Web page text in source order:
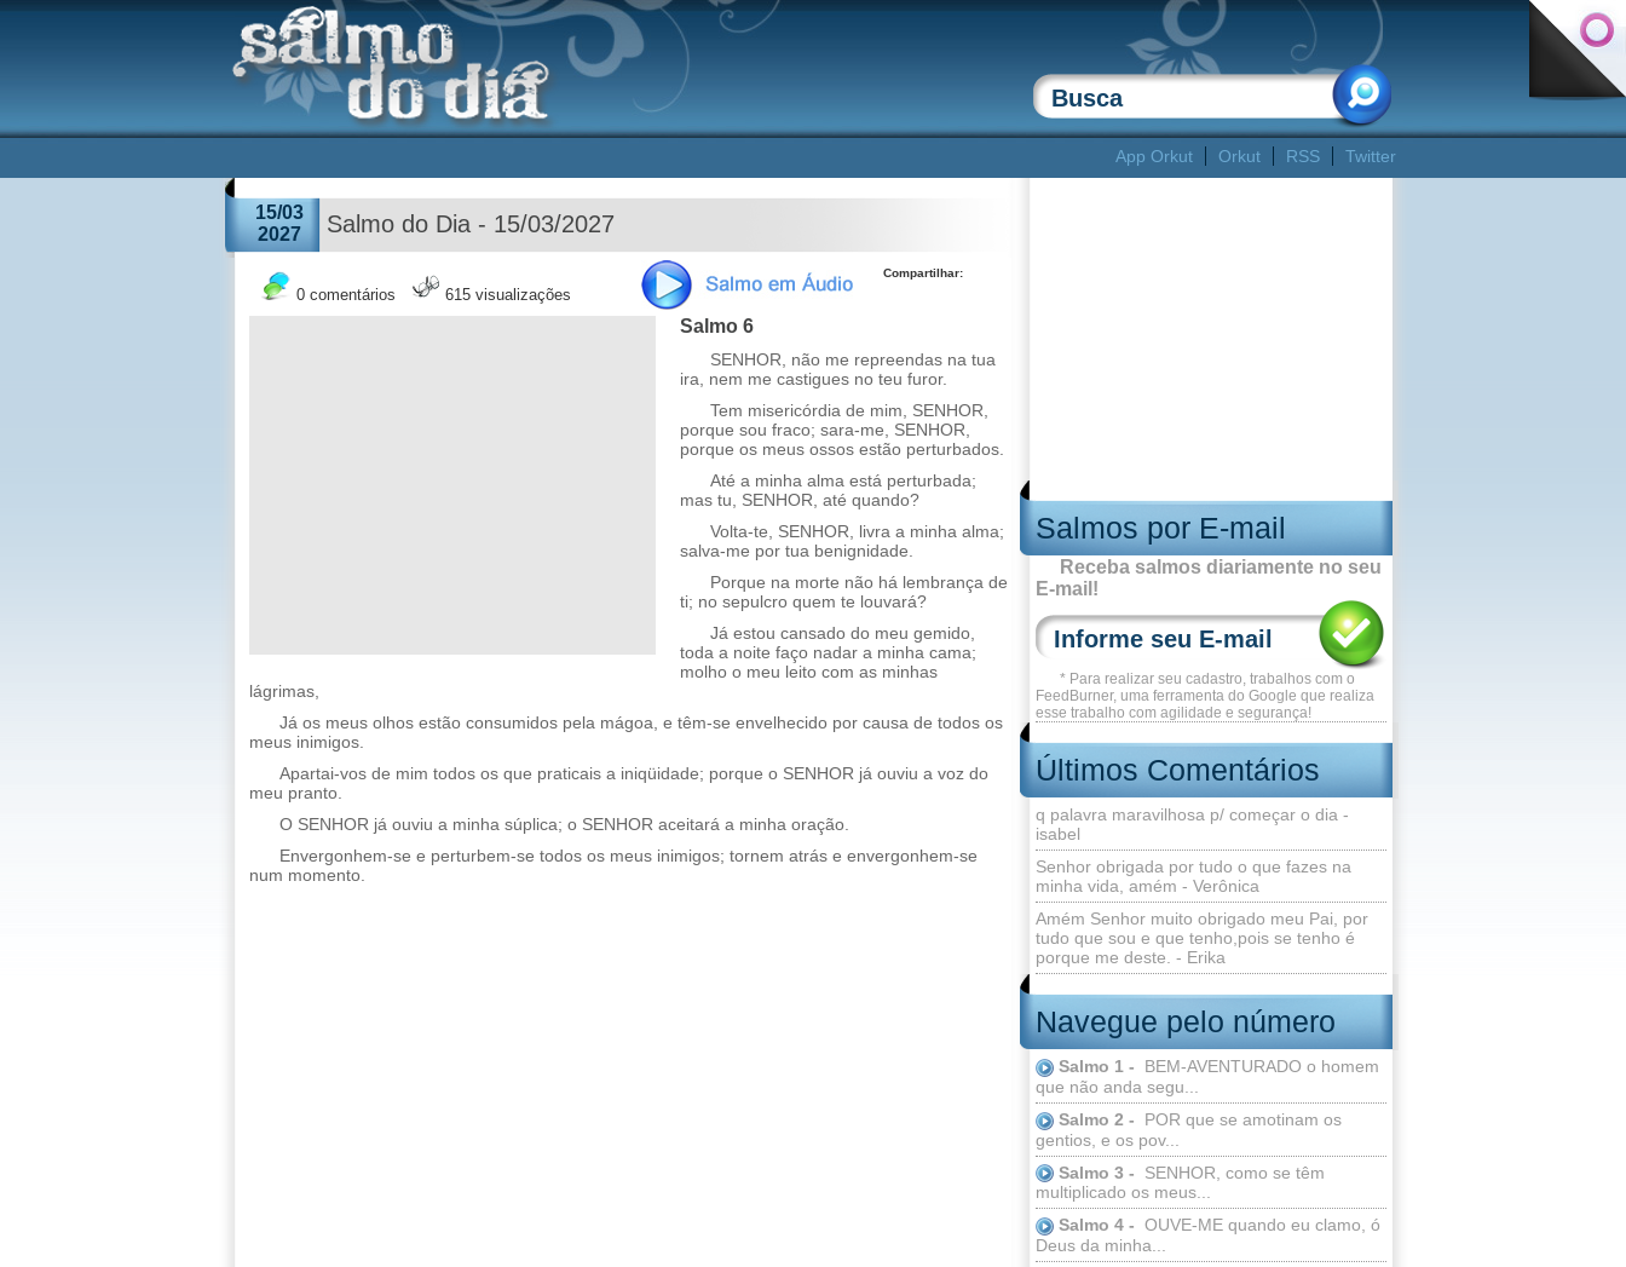
App Orkut Orkut RSS Twitter
Salmos por E-mail
Receba salmos diariamente no seu
E-mail!
* Para realizar seu cadastro, trabalhos com o
FeedBurner, uma ferramenta do Google que realiza
esse trabalho com agilidade e segurança!
Últimos Comentários
q palavra maravilhosa p/ começar o dia -
isabel
Senhor obrigada por tudo o que fazes na
minha vida, amém - Verônica
Amém Senhor muito obrigado meu Pai, por
tudo que sou e que tenho,pois se tenho é
porque me deste. - Erika
Navegue pelo número
Salmo 1 -
BEM-AVENTURADO o homem
que não anda segu...
Salmo 2 -
POR que se amotinam os
gentios, e os pov...
Salmo 3 -
SENHOR, como se têm
multiplicado os meus...
Salmo 4 - OUVE-ME quando eu clamo, ó
Deus da minha...
15/03
2027
Salmo do Dia - 15/03/2027
0 comentários 615 visualizações
Compartilhar:
Salmo 6
SENHOR, não me repreendas na tua
ira, nem me castigues no teu furor.
Tem misericórdia de mim, SENHOR,
porque sou fraco; sara-me, SENHOR,
porque os meus ossos estão perturbados.
Até a minha alma está perturbada;
mas tu, SENHOR, até quando?
Volta-te, SENHOR, livra a minha alma;
salva-me por tua benignidade.
Porque na morte não há lembrança de
ti; no sepulcro quem te louvará?
Já estou cansado do meu gemido,
toda a noite faço nadar a minha cama;
molho o meu leito com as minhas
lágrimas,
Já os meus olhos estão consumidos pela mágoa, e têm-se envelhecido por causa de todos os
meus inimigos.
Apartai-vos de mim todos os que praticais a iniqüidade; porque o SENHOR já ouviu a voz do
meu pranto.
O SENHOR já ouviu a minha súplica; o SENHOR aceitará a minha oração.
Envergonhem-se e perturbem-se todos os meus inimigos; tornem atrás e envergonhem-se
num momento.